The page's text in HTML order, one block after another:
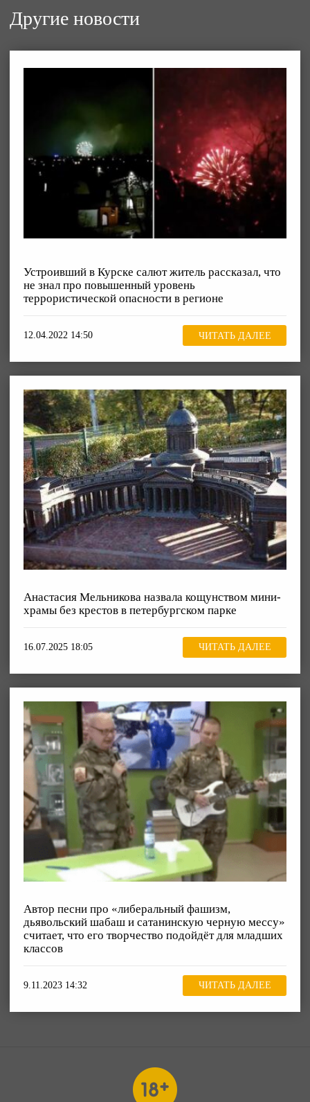
Другие новости
Устроивший в Курске салют житель рассказал, что
не знал про повышенный уровень
террористической опасности в регионе
12.04.2022 14:50 ЧИТАТЬ ДАЛЕЕ
Анастасия Мельникова назвала кощунством мини-
храмы без крестов в петербургском парке
16.07.2025 18:05 ЧИТАТЬ ДАЛЕЕ
Автор песни про «либеральный фашизм,
дьявольский шабаш и сатанинскую черную мессу»
считает, что его творчество подойдёт для младших
классов
9.11.2023 14:32 ЧИТАТЬ ДАЛЕЕ